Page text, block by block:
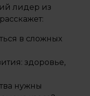
лидер из
в сложных
здоровье,
нужны